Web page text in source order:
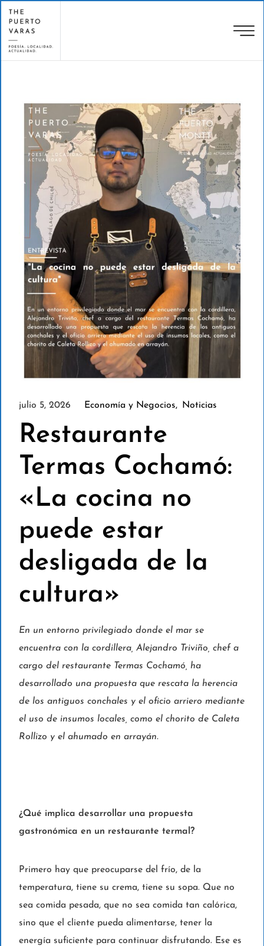
julio 5, 2026 Economía y Negocios Noticias
Restaurante
Termas Cochamó:
«La cocina no
puede estar
desligada de la
cultura»
En un entorno privilegiado donde el mar se
encuentra con la cordillera, Alejandro Triviño, chef a
cargo del restaurante Termas Cochamó, ha
desarrollado una propuesta que rescata la herencia
de los antiguos conchales y el oficio arriero mediante
el uso de insumos locales, como el chorito de Caleta
Rollizo y el ahumado en arrayán.
¿Qué implica desarrollar una propuesta
gastronómica en un restaurante termal?
Primero hay que preocuparse del frío, de la
temperatura, tiene su crema, tiene su sopa. Que no
sea comida pesada, que no sea comida tan calórica,
sino que el cliente pueda alimentarse, tener la
energía suficiente para continuar disfrutando. Ese es